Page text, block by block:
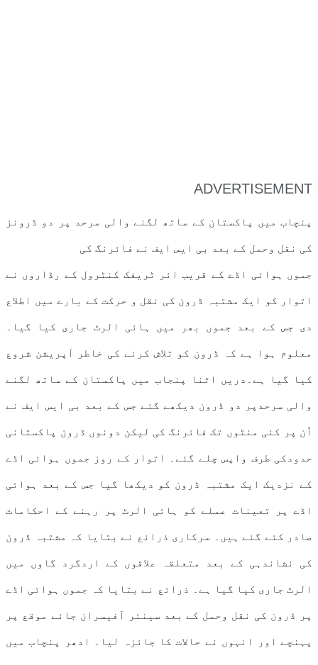
ADVERTISEMENT
پنچاب میں پاکستان کے ساتھ لگنے والی سرحد پر دو ڈرونز
کی نقل وحمل کے بعد بی ایس ایف نے فائرنگ کی
جموں ہوائی اڈے کے قریب ائر ٹریفک کنٹرول کے رڈاروں نے
اتوار کو ایک مشتبہ ڈرون کی نقل و حرکت کے بارے میں اطلاع
دی جس کے بعد جموں بھر میں ہائی الرٹ جاری کیا گیا۔
معلوم ہوا ہے کہ ڈرون کو تلاش کرنے کی خاطر آپریشن شروع
کیا گیا ہے۔دریں اثنا پنجاب میں پاکستان کے ساتھ لگنے
والی سرحدپر دو ڈرون دیکھے گئے جس کے بعد بی ایس ایف نے
اُن پر کئی منٹوں تک فائرنگ کی لیکن دونوں ڈرون پاکستانی
حدودکی طرف واپس چلے گئے۔ اتوار کے روز جموں ہوائی اڈے
کے نزدیک ایک مشتبہ ڈرون کو دیکھا گیا جس کے بعد ہوائی
اڈے پر تعینات عملے کو ہائی الرٹ پر رہنے کے احکامات
صادر کئے گئے ہیں۔ سرکاری ذرائع نے بتایا کہ مشتبہ ڈرون
کی نشاندہی کے بعد متعلقہ علاقوں کے اردگرد گاوں میں
الرٹ جاری کیا گیا ہے۔ ذرائع نے بتایا کہ جموں ہوائی اڈے
پر ڈرون کی نقل وحمل کے بعد سینئر آفیسران جائے موقع پر
پہنچے اور انہوں نے حالات کا جائزہ لیا۔ ادھر پنچاب میں